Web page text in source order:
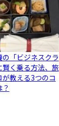
の「ビジネスクラ
賢く乗る方法、旅
が教える3つのコ